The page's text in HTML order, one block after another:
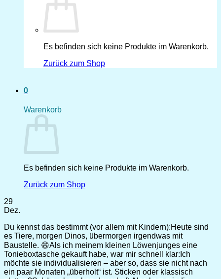
Es befinden sich keine Produkte im Warenkorb.
Zurück zum Shop
0
Warenkorb
Es befinden sich keine Produkte im Warenkorb.
Zurück zum Shop
29
Dez.
Du kennst das bestimmt (vor allem mit Kindern):Heute sind
es Tiere, morgen Dinos, übermorgen irgendwas mit
Baustelle. 😄Als ich meinem kleinen Löwenjunges eine
Tonieboxtasche gekauft habe, war mir schnell klar:Ich
möchte sie individualisieren – aber so, dass sie nicht nach
ein paar Monaten „überholt“ ist. Sticken oder klassisch